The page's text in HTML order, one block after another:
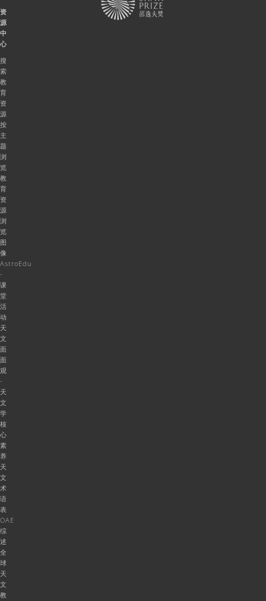
资
源
中
心
搜
索
教
育
资
源
按
主
题
浏
览
教
育
资
源
浏
览
图
像
AstroEdu
-
课
堂
活
动
天
文
面
面
观
-
天
文
学
核
心
素
养
天
文
术
语
表
OAE
综
述
全
球
天
文
教